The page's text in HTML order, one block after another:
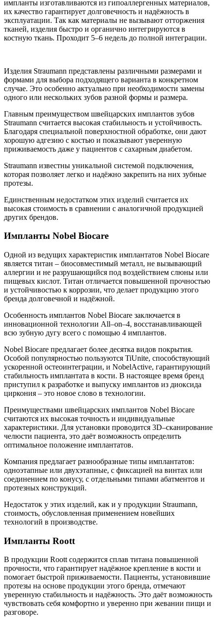
импланты изготавливаются из гипоаллергенных материалов,
их качество гарантирует долговечность и надёжность в
эксплуатации. Так как материалы не вызывают отторжения
тканей, изделия быстро и органично интегрируются в
костную ткань. Проходит 5–6 недель до полной интеграции.
Изделия Straumann представлены различными размерами и
формами для выбора подходящего варианта в конкретном
случае. Это особенно актуально при необходимости замены
одного или нескольких зубов разной формы и размера.
Главным преимуществом швейцарских имплантов зубов
Straumann считается высокая стабильность и устойчивость.
Благодаря специальной поверхностной обработке, они дают
хорошую адгезию с костью и показывают уверенную
приживаемость даже у пациентов с сахарным диабетом.
Straumann известны уникальной системой подключения,
которая позволяет легко и надёжно закрепить на них зубные
протезы.
Единственным недостатком этих изделий считается их
высокая стоимость в сравнении с аналогичной продукцией
других брендов.
Импланты Nobel Biocare
Одной из ведущих характеристик имплантатов Nobel Biocare
является титан – биосовместимый металл, не вызывающий
аллергии и не разрушающийся под воздействием слюны или
пищевых кислот. Титан отличается повышенной прочностью
и устойчивостью к коррозии, что делает продукцию этого
бренда долговечной и надёжной.
Особенность имплантов Nobel Biocare заключается в
инновационной технологии All–on–4, восстанавливающей
всю зубную дугу всего с помощью 4 имплантов.
Nobel Biocare предлагает более десятка видов покрытия.
Особой популярностью пользуются TiUnite, способствующий
ускоренной остеоинтеграции, и NobelActive, гарантирующий
стабильность имплантата в кости. В настоящее время бренд
приступил к разработке и выпуску имплантов из диоксида
циркония – это новое слово в технологии.
Преимуществами швейцарских имплантов Nobel Biocare
считаются их высокая точность и индивидуальные
характеристики. Для установки проводится 3D–сканирование
челюсти пациента, это даёт возможность определить
оптимальное положение имплантатов.
Компания предлагает разнообразные типы имплантатов:
одноэтапные или двухэтапные, с фиксацией на винтах или
соединением по конусу, с отдельными типами абатментов и
протезных конструкций.
Недостаток у этих изделий, как и у продукции Straumann,
стоимость, обусловленная применением новейших
технологий в производстве.
Импланты Roott
В продукции Roott содержится сплав титана повышенной
прочности, что гарантирует надёжное крепление в кости и
помогает быстрой приживаемости. Пациенты, установившие
протезы на основе продукции этого бренда, отмечают
уверенную стабильность и надёжность. Это даёт возможность
чувствовать себя комфортно и уверенно при жевании пищи и
разговоре.